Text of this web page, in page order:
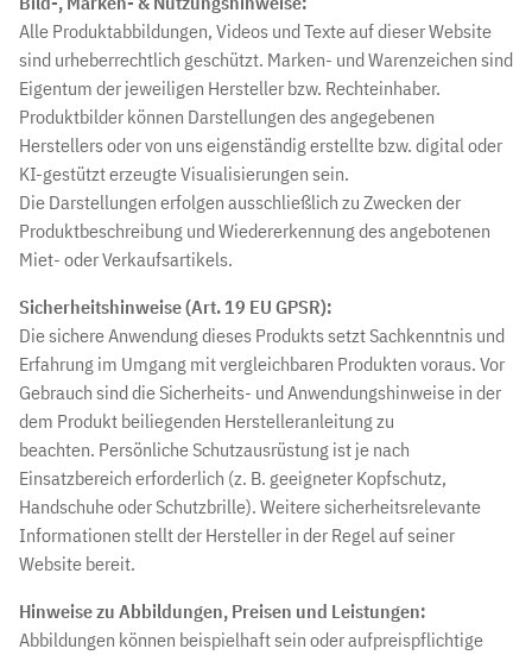
Alle Produktabbildungen, Videos und Texte auf dieser Website
sind urheberrechtlich geschützt. Marken- und Warenzeichen sind
Eigentum der jeweiligen Hersteller bzw. Rechteinhaber.
Produktbilder können Darstellungen des angegebenen
Herstellers oder von uns eigenständig erstellte bzw. digital oder
KI-gestützt erzeugte Visualisierungen sein.
Die Darstellungen erfolgen ausschließlich zu Zwecken der
Produktbeschreibung und Wiedererkennung des angebotenen
Miet- oder Verkaufsartikels.
Sicherheitshinweise (Art. 19 EU GPSR):
Die sichere Anwendung dieses Produkts setzt Sachkenntnis und
Erfahrung im Umgang mit vergleichbaren Produkten voraus. Vor
Gebrauch sind die Sicherheits- und Anwendungshinweise in der
dem Produkt beiliegenden Herstelleranleitung zu
beachten. Persönliche Schutzausrüstung ist je nach
Einsatzbereich erforderlich (z. B. geeigneter Kopfschutz,
Handschuhe oder Schutzbrille). Weitere sicherheitsrelevante
Informationen stellt der Hersteller in der Regel auf seiner
Website bereit.
Hinweise zu Abbildungen, Preisen und Leistungen:
Abbildungen können beispielhaft sein oder aufpreispflichtige